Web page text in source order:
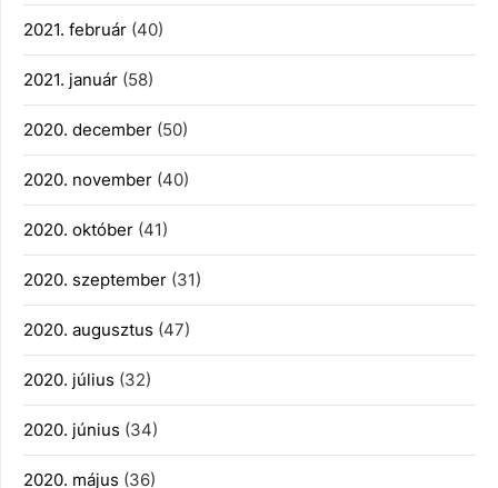
2021. február (40)
2021. január (58)
2020. december (50)
2020. november (40)
2020. október (41)
2020. szeptember (31)
2020. augusztus (47)
2020. július (32)
2020. június (34)
2020. május (36)